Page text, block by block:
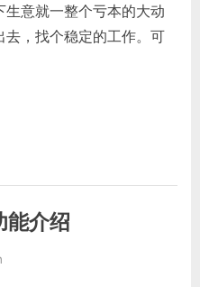
意就一整个亏本的大动
，找个稳定的工作。可
能介绍